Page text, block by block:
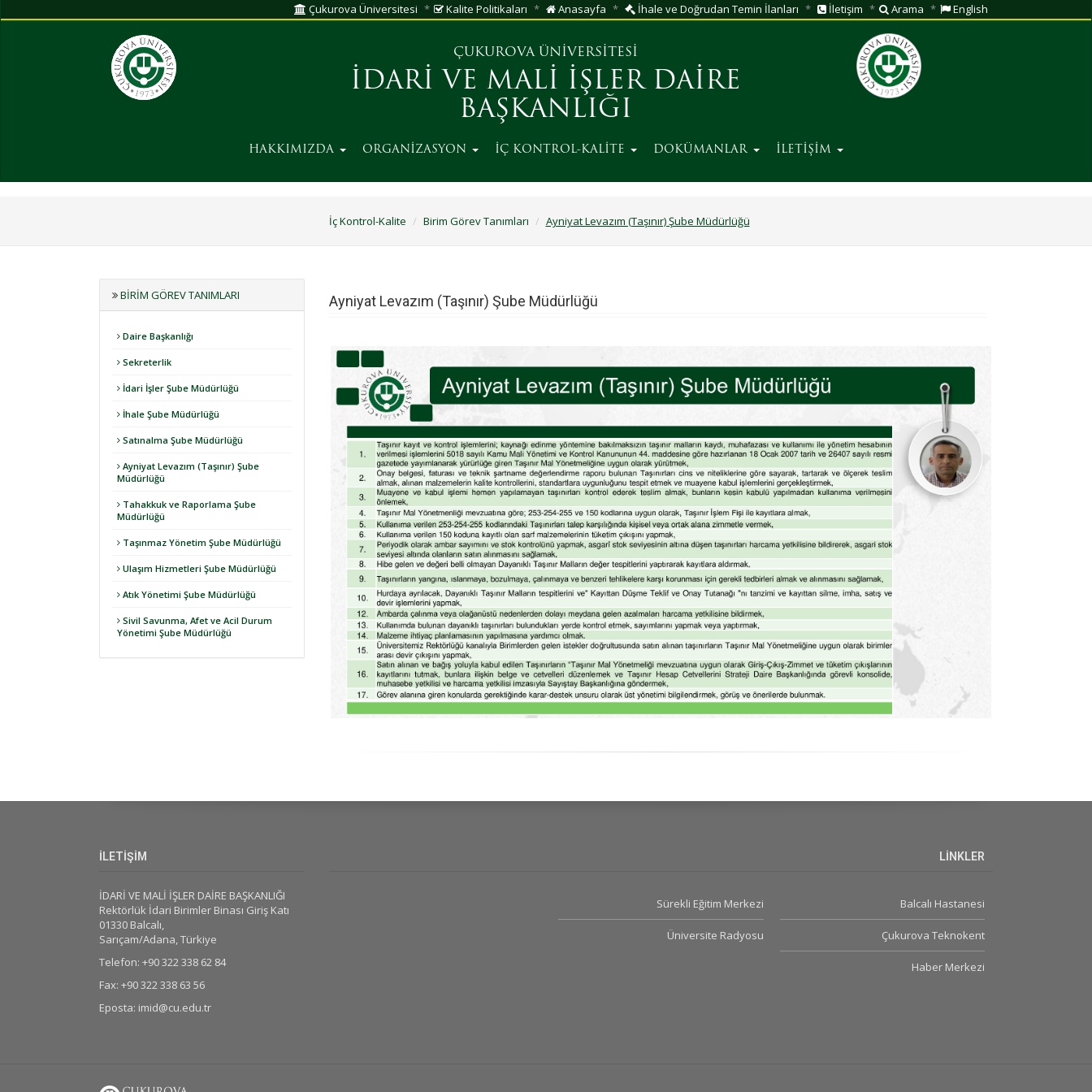
Çukurova Üniversitesi Kalite Politikaları Anasayfa İhale ve Doğrudan Temin İlanları İletişim Arama English
ÇUKUROVA ÜNİVERSİTESİ
İDARİ VE MALİ İŞLER DAİRE
BAŞKANLIĞI
HAKKIMIZDA ORGANİZASYON İÇ KONTROL-KALİTE DOKÜMANLAR İLETİŞİM
İç Kontrol-Kalite Birim Görev Tanımları Ayniyat Levazım (Taşınır) Şube Müdürlüğü
BIRIM GÖREV TANIMLARI
Daire Başkanlığı
Sekreterlik
İdari İşler Şube Müdürlüğü
İhale Şube Müdürlüğü
Satınalma Şube Müdürlüğü
Ayniyat Levazım (Taşınır) Şube
Müdürlüğü
Tahakkuk ve Raporlama Şube
Müdürlüğü
Taşınmaz Yönetim Şube Müdürlüğü
Ulaşım Hizmetleri Şube Müdürlüğü
Atık Yönetimi Şube Müdürlüğü
Sivil Savunma, Afet ve Acil Durum
Yönetimi Şube Müdürlüğü
Ayniyat Levazım (Taşınır) Şube Müdürlüğü
Büyütmek İçin Buraya Tıklayınız.
İLETİŞİM
İDARİ VE MALİ İŞLER DAİRE BAŞKANLIĞI
Rektörlük İdari Birimler Binası Giriş Katı
01330 Balcalı,
Sarıçam/Adana, Türkiye
Telefon: +90 322 338 62 84
Fax: +90 322 338 63 56
Eposta: imid@cu.edu.tr
LİNKLER
Balcalı Hastanesi
Çukurova Teknokent
Haber Merkezi
Sürekli Eğitim Merkezi
Üniversite Radyosu